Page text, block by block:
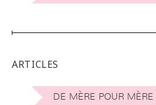
ARTICLES
DE MÈRE POUR MÈRE